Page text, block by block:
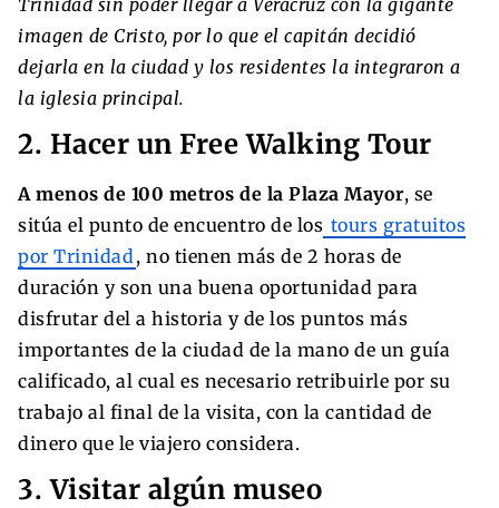
imagen de Cristo, por lo que el capitán decidió
dejarla en la ciudad y los residentes la integraron a
la iglesia principal.
2. Hacer un Free Walking Tour
A menos de 100 metros de la Plaza Mayor, se
sitúa el punto de encuentro de los tours gratuitos
por Trinidad , no tienen más de 2 horas de
duración y son una buena oportunidad para
disfrutar del a historia y de los puntos más
importantes de la ciudad de la mano de un guía
calificado, al cual es necesario retribuirle por su
trabajo al final de la visita, con la cantidad de
dinero que le viajero considera.
3. Visitar algún museo